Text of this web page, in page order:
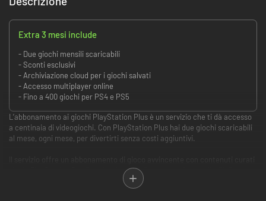
Extra 3 mesi include
- Due giochi mensili scaricabili
- Sconti esclusivi
- Archiviazione cloud per i giochi salvati
- Accesso multiplayer online
- Fino a 400 giochi per PS4 e PS5
L’abbonamento ai giochi PlayStation Plus è un servizio che ti dà accesso
a centinaia di videogiochi. Con PlayStation Plus hai due giochi scaricabili
al mese, ogni mese, per divertirti senza costi aggiuntivi.
sia da PlayStation Studios che da studi di terze parti su tre livelli di
abbonamento a livello globale: PlayStation Plus Essential, PlayStation
Plus Extra e PlayStation Plus Premium.